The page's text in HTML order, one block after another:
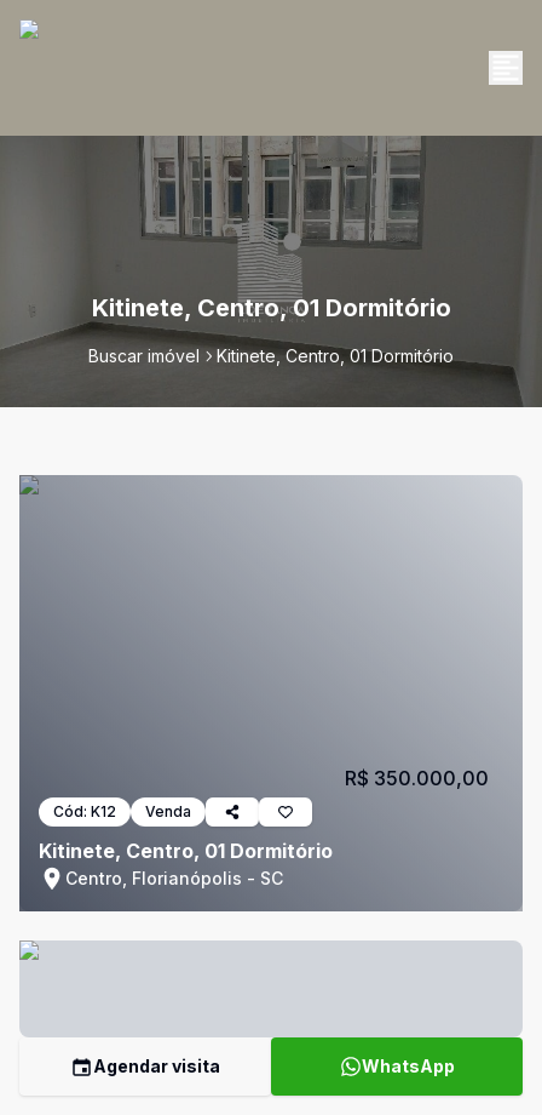
Kitinete, Centro, 01 Dormitório
Buscar imóvel Kitinete, Centro, 01 Dormitório
Cód: K12 Venda
Kitinete, Centro, 01 Dormitório
Centro, Florianópolis - SC
R$ 350.000,00
Agendar visita WhatsApp